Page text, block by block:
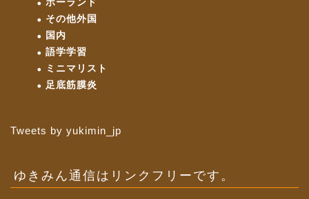
ポーランド
その他外国
国内
語学学習
ミニマリスト
足底筋膜炎
Tweets by yukimin_jp
ゆきみん通信はリンクフリーです。